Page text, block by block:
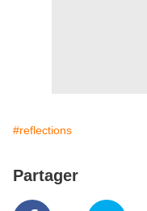
#reflections
Partager